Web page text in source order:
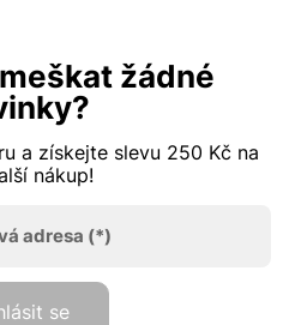
žádné
a získejte slevu 250 Kč na
nákup!
adresa (*)
se